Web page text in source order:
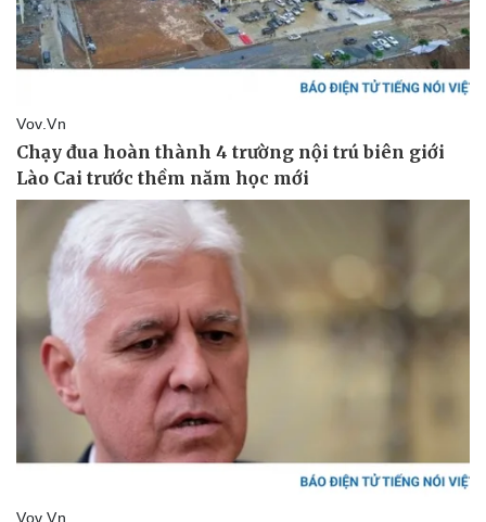
Sức khỏe
Dinh dưỡng - món ngon
Cây thuốc
Nhi khoa
Nam khoa
Làm đẹp - giảm cân
Phòng mạch online
Ăn sạch sống khỏe
Nhà đẹp